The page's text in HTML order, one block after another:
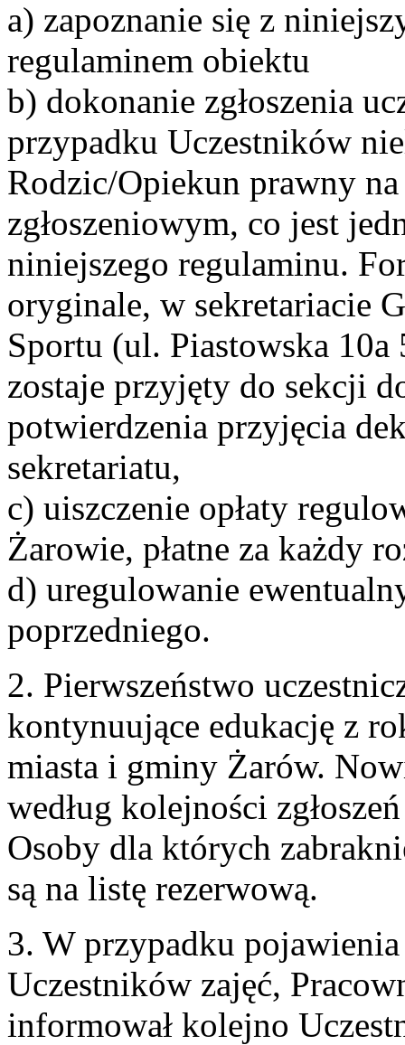
a) zapoznanie się z
regulaminem obiektu
b) dokonanie zgłoszenia
przypadku Uczestników
Rodzic/Opiekun prawny
zgłoszeniowym, co jest
niniejszego regulaminu.
oryginale, w sekretariacie
Sportu (ul. Piastowska
zostaje przyjęty do sekcji
potwierdzenia przyjęcia
sekretariatu,
c) uiszczenie opłaty
Żarowie, płatne za każdy
d) uregulowanie
poprzedniego.
2. Pierwszeństwo
kontynuujące edukację z
miasta i gminy Żarów.
według kolejności
Osoby dla których
są na listę rezerwową.
3. W przypadku
Uczestników zajęć,
informował kolejno